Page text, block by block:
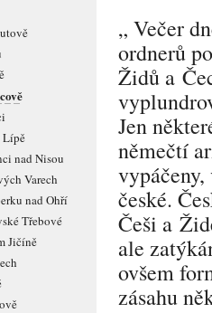
Lípě
nad Nisou
Varech
nad Ohří
Třebové
Jičíně
„ Večer
ordnerů
Židů a
Jen
němečtí
české.
Češi a
ale
ovšem
zásahu